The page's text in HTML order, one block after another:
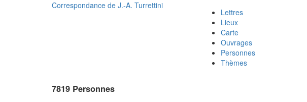
Correspondance de J.-A. Turrettini
Lettres
Lieux
Carte
Ouvrages
Personnes
Thèmes
7819 Personnes